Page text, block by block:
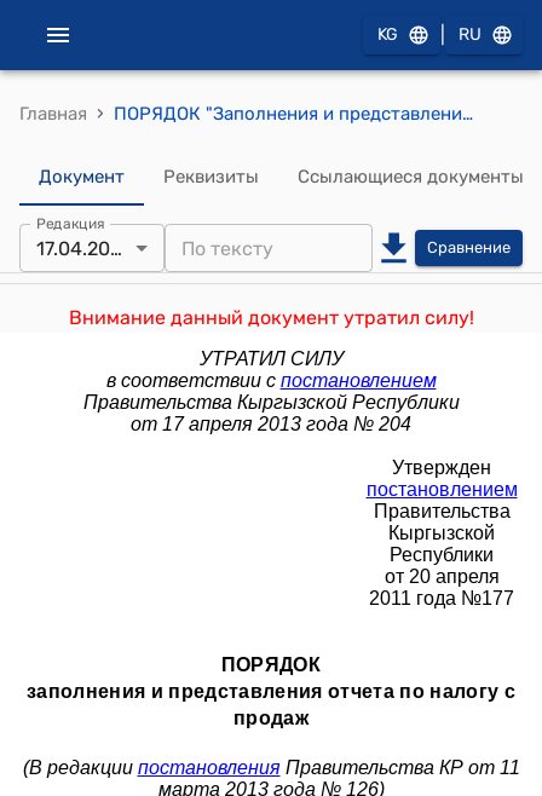
KG RU
Главная › ПОРЯДОК "Заполнения и представления отчета по налогу с продаж" (Утвержден постановлением правительства КР от 20 апреля 2011 года №177)
Документ Реквизиты Ссылающиеся документы
Редакция
17.04.2013 Сравнение
Внимание данный документ утратил силу!